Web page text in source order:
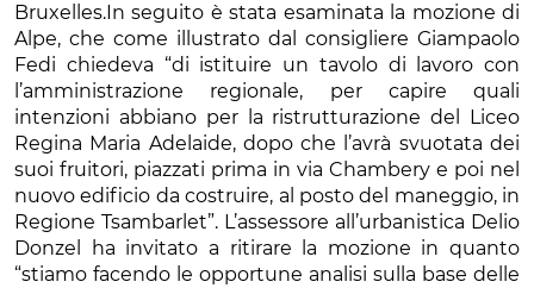
Bruxelles.In seguito è stata esaminata la mozione di
Alpe, che come illustrato dal consigliere Giampaolo
Fedi chiedeva “di istituire un tavolo di lavoro con
l’amministrazione regionale, per capire quali
intenzioni abbiano per la ristrutturazione del Liceo
Regina Maria Adelaide, dopo che l’avrà svuotata dei
suoi fruitori, piazzati prima in via Chambery e poi nel
nuovo edificio da costruire, al posto del maneggio, in
Regione Tsambarlet”. L’assessore all’urbanistica Delio
Donzel ha invitato a ritirare la mozione in quanto
“stiamo facendo le opportune analisi sulla base delle